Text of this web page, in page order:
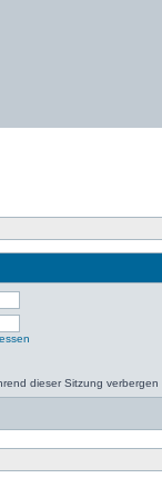
dieser Sitzung verbergen